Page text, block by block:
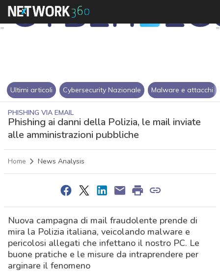
Ultimi articoli Cybersecurity Nazionale Malware e attacchi
PHISHING VIA EMAIL
Phishing ai danni della Polizia, le mail inviate
alle amministrazioni pubbliche
Home News Analysis
Nuova campagna di mail fraudolente prende di
mira la Polizia italiana, veicolando malware e
pericolosi allegati che infettano il nostro PC. Le
buone pratiche e le misure da intraprendere per
arginare il fenomeno